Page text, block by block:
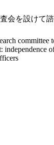
会を設けて
committee
independence